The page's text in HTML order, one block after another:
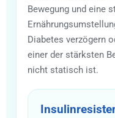
Bewegung und eine
Diabetes verzögern
einer der stärksten
nicht statisch ist.